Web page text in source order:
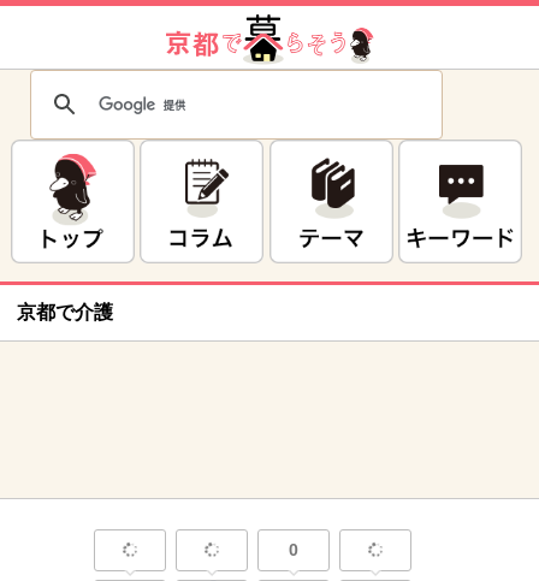
京都で介護
0